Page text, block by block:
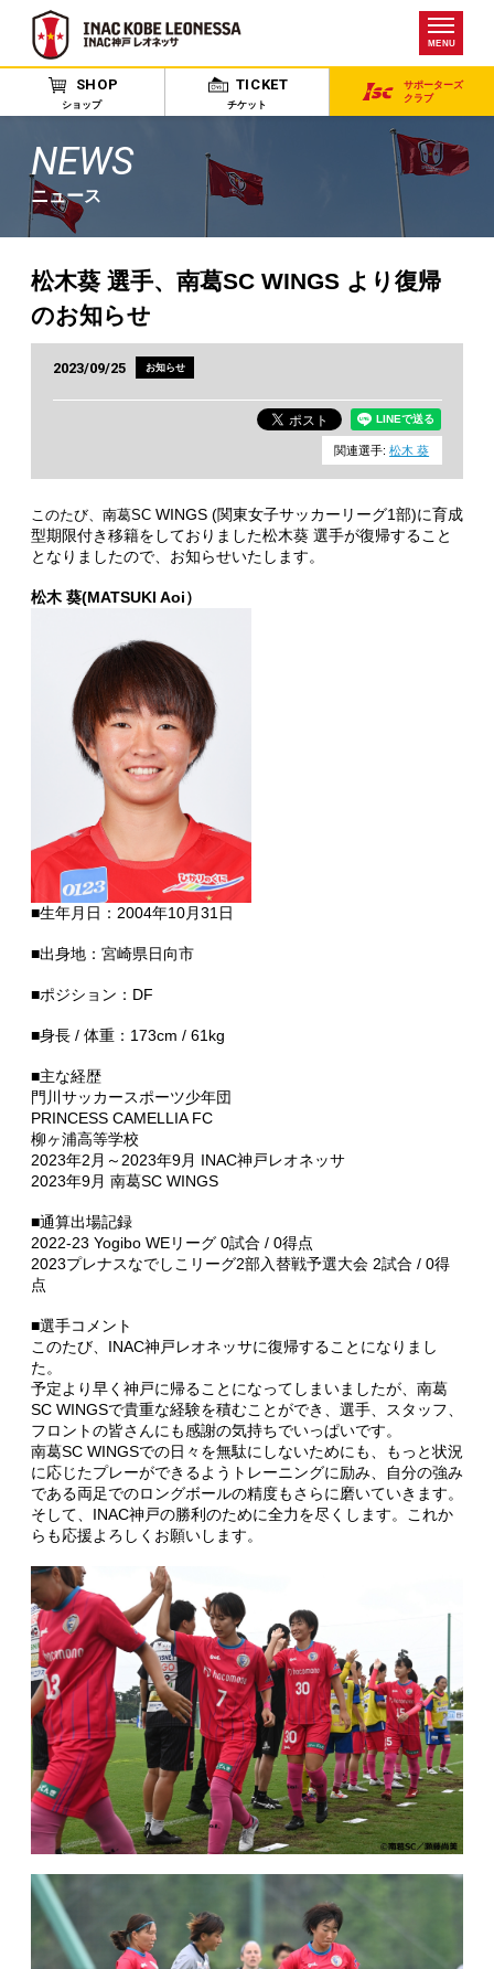
MENU
SHOP
ショップ
TICKET
チケット
サポーターズ
クラブ
NEWS
ニュース
松木葵 選手、南葛SC WINGS より復帰
のお知らせ
2023/09/25 お知らせ
関連選手:松木 葵
このたび、南葛SC WINGS (関東女子サッカーリーグ1部)に育成
型期限付き移籍をしておりました松木葵 選手が復帰すること
となりましたので、お知らせいたします。
松木 葵(MATSUKI Aoi）
■生年月日：2004年10月31日
■出身地：宮崎県日向市
■ポジション：DF
■身長 / 体重：173cm / 61kg
■主な経歴
門川サッカースポーツ少年団
PRINCESS CAMELLIA FC
柳ヶ浦高等学校
2023年2月～2023年9月 INAC神戸レオネッサ
2023年9月 南葛SC WINGS
■通算出場記録
2022-23 Yogibo WEリーグ 0試合 / 0得点
2023プレナスなでしこリーグ2部入替戦予選大会 2試合 / 0得
点
■選手コメント
このたび、INAC神戸レオネッサに復帰することになりまし
た。
予定より早く神戸に帰ることになってしまいましたが、南葛
SC WINGSで貴重な経験を積むことができ、選手、スタッフ、
フロントの皆さんにも感謝の気持ちでいっぱいです。
南葛SC WINGSでの日々を無駄にしないためにも、もっと状況
に応じたプレーができるようトレーニングに励み、自分の強み
である両足でのロングボールの精度もさらに磨いていきます。
そして、INAC神戸の勝利のために全力を尽くします。これか
らも応援よろしくお願いします。